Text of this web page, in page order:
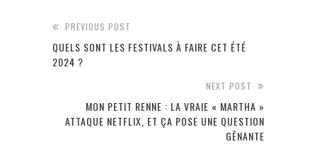
PREVIOUS POST
QUELS SONT LES FESTIVALS À FAIRE CET ÉTÉ
2024 ?
NEXT POST
MON PETIT RENNE : LA VRAIE « MARTHA »
ATTAQUE NETFLIX, ET ÇA POSE UNE QUESTION
GÊNANTE